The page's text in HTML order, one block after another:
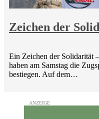
Zeichen der
Ein Zeichen der Solidarität
haben am Samstag die
bestiegen. Auf dem…